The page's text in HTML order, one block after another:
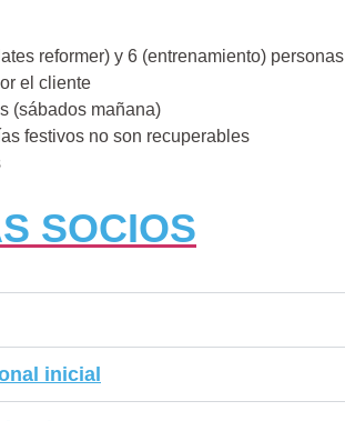
reformer) y 6 (entrenamiento) personas
el cliente
(sábados mañana)
festivos no son recuperables
SOCIOS
inicial